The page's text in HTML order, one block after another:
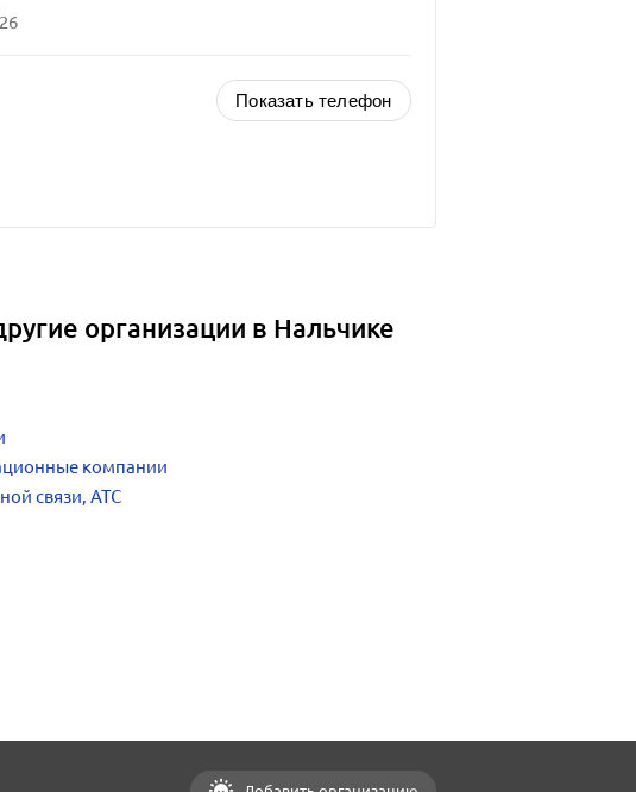
Показать телефон
организации в Нальчике
компании
связи, АТС